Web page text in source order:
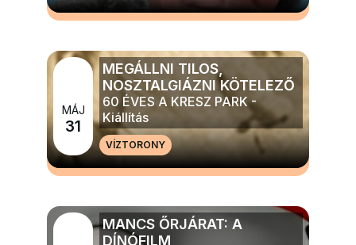
MÁJ
31
MEGÁLLNI TILOS,
NOSZTALGIÁZNI KÖTELEZŐ
60 ÉVES A KRESZ PARK -
Kiállítás
VÍZTORONY
MÉG TÖBB ELŐADÁS, TÁNC, KIÁLLÍTÁS
MANCS ŐRJÁRAT: A
DÍNÓFILM